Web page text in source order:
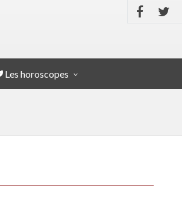
Les horoscopes